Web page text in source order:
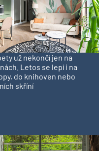
už nekončí jen na
Letos se lepí i na
do knihoven nebo
skříní